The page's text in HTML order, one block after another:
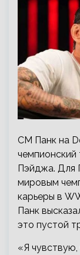
СМ Панк на
чемпионский
Пэйджа. Для
мировым
карьеры в
Панк
это пустой
«Я